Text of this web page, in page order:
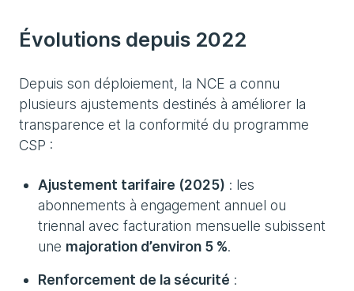
Évolutions depuis 2022
Depuis son déploiement, la NCE a connu
plusieurs ajustements destinés à améliorer la
transparence et la conformité du programme
CSP :
Ajustement tarifaire (2025) : les
abonnements à engagement annuel ou
triennal avec facturation mensuelle subissent
une majoration d’environ 5 %.
Renforcement de la sécurité :